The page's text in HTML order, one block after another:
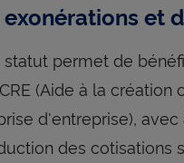
exonérations et
statut permet de
(Aide à la création
d'entreprise),
des cotisations